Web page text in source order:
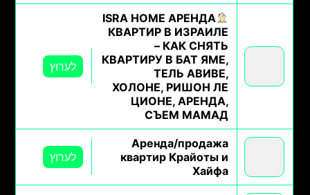
ISRA HOME АРЕНДА
КВАРТИР В ИЗРАИЛЕ
– КАК СНЯТЬ
КВАРТИРУ В БАТ ЯМЕ,
ТЕЛЬ АВИВЕ,
ХОЛОНЕ, РИШОН ЛЕ
ЦИОНЕ, АРЕНДА,
СЪЕМ МАМАД
לערוץ
Аренда/продажа
квартир Крайоты и
Хайфа
לערוץ